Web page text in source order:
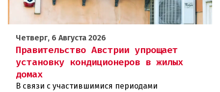
Четверг, 6 Августа 2026
Правительство Австрии упрощает
установку кондиционеров в жилых
домах
В связи с участившимися периодами